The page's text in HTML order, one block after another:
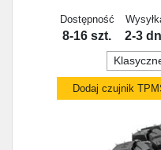
Dostępność
8-16 szt. 2-3
Dodaj czujnik